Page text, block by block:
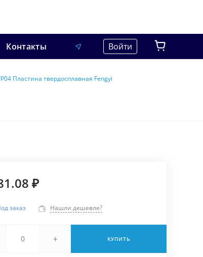
Контакты Войти
Пластина твердосплавная Fengyi
₽
заказ Нашли дешевле?
+ КУПИТЬ